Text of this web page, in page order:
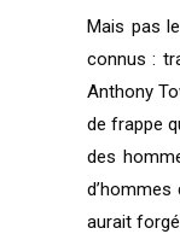
Mais pas
connus :
Anthony
de frappe
des
aurait